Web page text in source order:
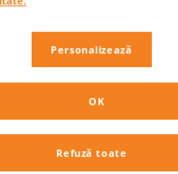
TE LA
Personalizează
Refuză toate
OK